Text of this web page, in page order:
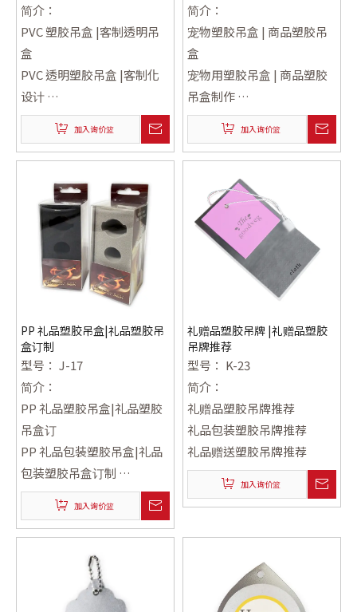
简介：
PVC 塑胶吊盒 |客制透明吊
盒
PVC 透明塑胶吊盒 |客制化
设计
透明 PVC 塑胶吊盒 |客制化
吊盒
加入询价篮
简介：
宠物塑胶吊盒 | 商品塑胶吊
盒
宠物用塑胶吊盒 | 商品塑胶
吊盒制作
宠物专用塑胶吊盒 | 商品塑
胶吊盒制作
加入询价篮
PP 礼品塑胶吊盒|礼品塑胶吊
盒订制
型号： J-17
简介：
PP 礼品塑胶吊盒|礼品塑胶
吊盒订
PP 礼品包装塑胶吊盒|礼品
包装塑胶吊盒订制
#PP 礼品礼盒塑胶吊盒|礼品
礼盒塑胶吊盒订制
加入询价篮
礼赠品塑胶吊牌 |礼赠品塑胶
吊牌推荐
型号： K-23
简介：
礼赠品塑胶吊牌推荐
礼品包装塑胶吊牌推荐
礼品赠送塑胶吊牌推荐
加入询价篮